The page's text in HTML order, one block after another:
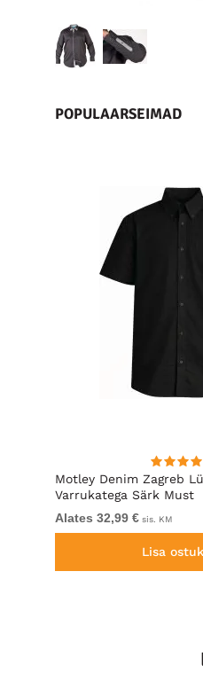
POPULAARSEIMAD
Motley Denim Zagreb
Varrukatega Särk Must
Alates 32,99 € sis. KM
Lisa